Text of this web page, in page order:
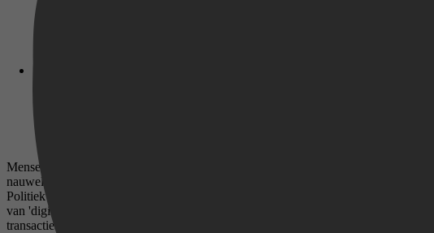
Mensen gebruiken wereldwijd meer dan 160 verschillende munteenheden, elk
nauwelijks bruikbaar. Geboren worden in het 'verkeerde' land kan sparen
Politiek speelt lokaal en tijdelijk een rol, maar uiteindelijk is het technologie die
van 'digitaal geld' de machtsverhoudingen in onze samenleving kunnen
transacties te ontdekken.